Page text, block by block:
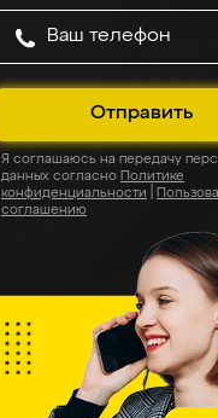
Отправить
Я соглашаюсь на передачу
данных согласно Политике
конфиденциальности
соглашению